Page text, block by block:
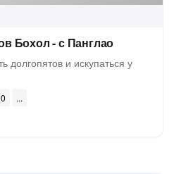
Бохол - с Панглао
долгопятов и искупаться у